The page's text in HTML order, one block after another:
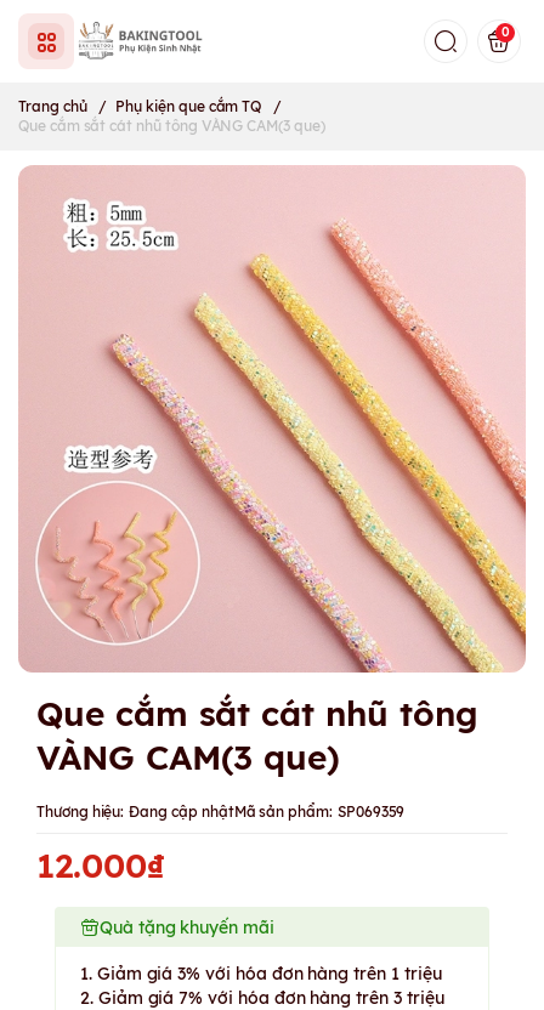
0
Trang chủ / Phụ kiện que cắm TQ
/
Que cắm sắt cát nhũ tông VÀNG CAM(3 que)
Que cắm sắt cát nhũ tông
VÀNG CAM(3 que)
Thương hiệu: Đang cập nhậtMã sản phẩm: SP069359
12.000₫
Quà tặng khuyến mãi
1. Giảm giá 3% với hóa đơn hàng trên 1 triệu
2. Giảm giá 7% với hóa đơn hàng trên 3 triệu